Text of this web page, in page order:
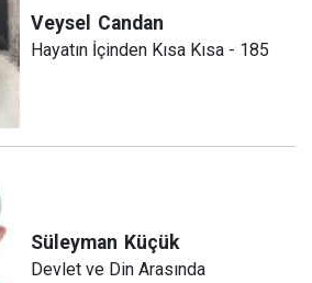
Veysel Candan
Hayatın İçinden Kısa Kısa - 185
Süleyman Küçük
Devlet ve Din Arasında